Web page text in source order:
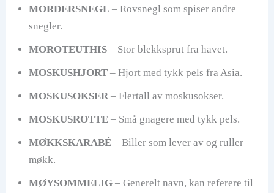
MORDERSNEGL– Rovsnegl som spiser andre
snegler.
MOROTEUTHIS– Stor blekksprut fra havet.
MOSKUSHJORT– Hjort med tykk pels fra Asia.
MOSKUSOKSER– Flertall av moskusokser.
MOSKUSROTTE– Små gnagere med tykk pels.
MØKKSKARABÉ– Biller som lever av og ruller
møkk.
MØYSOMMELIG– Generelt navn, kan referere til